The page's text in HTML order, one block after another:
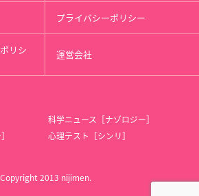
プライバシーポリシー
リシ 運営会社
科学ニュース［ナゾロジー］
心理テスト［シンリ］
Copyright 2013 nijimen.